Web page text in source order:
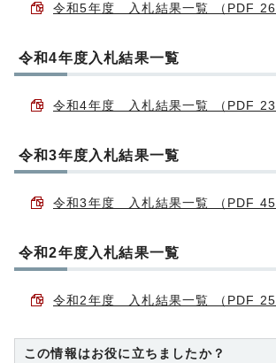
令和5年度 入札結果一覧 （PDF
令和4年度入札結果一覧
令和4年度 入札結果一覧 （PDF
令和3年度入札結果一覧
令和3年度 入札結果一覧 （PDF
令和2年度入札結果一覧
令和2年度 入札結果一覧 （PDF
この情報はお役に立ちましたか？